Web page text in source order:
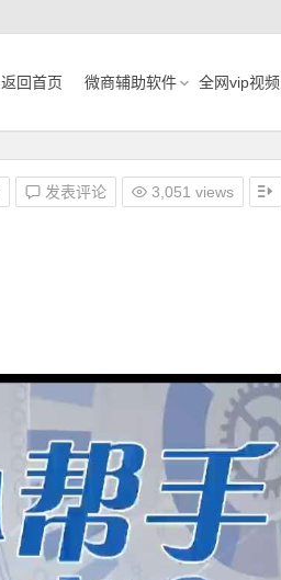
返回首页 微商辅助软件 全网vip视频
发表评论 3,051 views